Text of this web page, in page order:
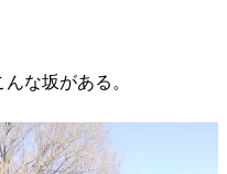
な坂がある。